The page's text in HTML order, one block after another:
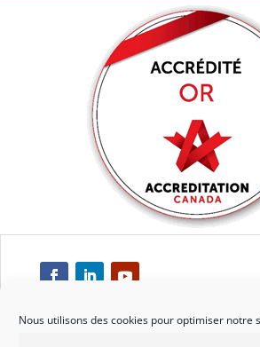
Nous utilisons des cookies pour optimiser notre